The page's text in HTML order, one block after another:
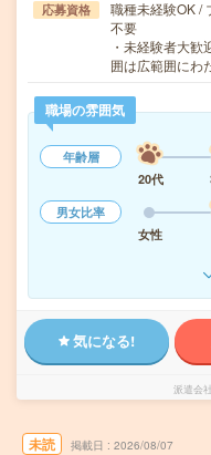
応募資格
職種未経験OK /
不要
・未経験者大
囲は広範囲にわ
職場の雰囲気
年齢層
20代
男女比率
女性
気になる!
派遣会社
未読 掲載日 2026/08/07